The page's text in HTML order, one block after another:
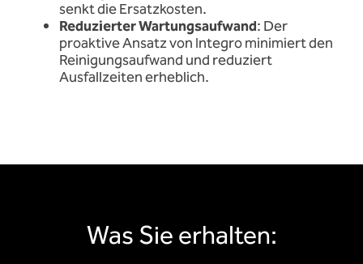
senkt die Ersatzkosten.
Reduzierter Wartungsaufwand: Der
proaktive Ansatz von Integro minimiert den
Reinigungsaufwand und reduziert
Ausfallzeiten erheblich.
Was Sie erhalten: